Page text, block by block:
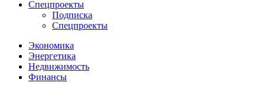
Спецпроекты
Подписка
Спецпроекты
Экономика
Энергетика
Недвижимость
Финансы